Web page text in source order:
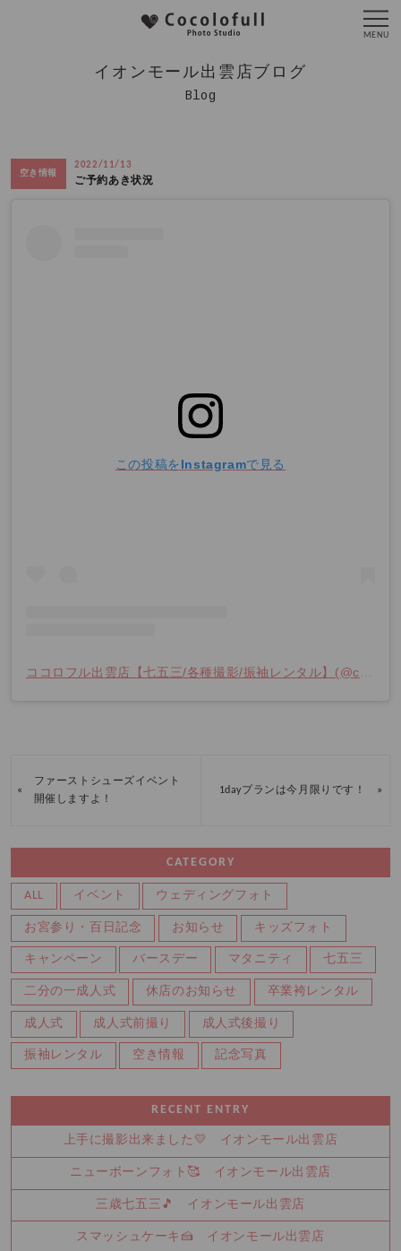
イオンモール出雲店ブログ
Blog
空き情報
2022/11/13
ご予約あき状況
この投稿をInstagramで見る
«
ファーストシューズイベント
開催しますよ！
1dayプランは今月限りです！ »
CATEGORY
ALL イベント ウェディングフォト
お宮参り・百日記念 お知らせ キッズフォト
キャンペーン バースデー マタニティ 七五三
二分の一成人式 休店のお知らせ 卒業袴レンタル
成人式 成人式前撮り 成人式後撮り
振袖レンタル 空き情報 記念写真
RECENT ENTRY
上手に撮影出来ました💛 イオンモール出雲店
ニューボーンフォト🥰 イオンモール出雲店
三歳七五三🎵 イオンモール出雲店
スマッシュケーキ🍰 イオンモール出雲店